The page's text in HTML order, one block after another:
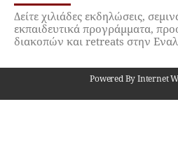
Δείτε χιλιάδες εκδηλώσεις,
εκπαιδευτικά προγράμματα,
διακοπών και retreats στην
Powered By Internet